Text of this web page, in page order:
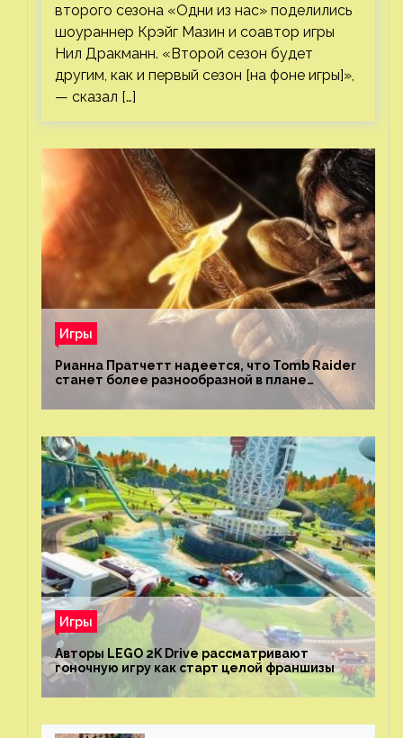
второго сезона «Одни из нас» поделились
шоураннер Крэйг Мазин и соавтор игры
Нил Дракманн. «Второй сезон будет
другим, как и первый сезон [на фоне игры]»,
— сказал […]
Игры
Рианна Пратчетт надеется, что Tomb Raider
станет более разнообразной в плане
репрезентации
Игры
Авторы LEGO 2K Drive рассматривают
гоночную игру как старт целой франшизы